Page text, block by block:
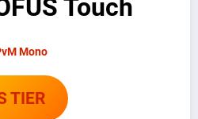
Touch
Mono
TIER